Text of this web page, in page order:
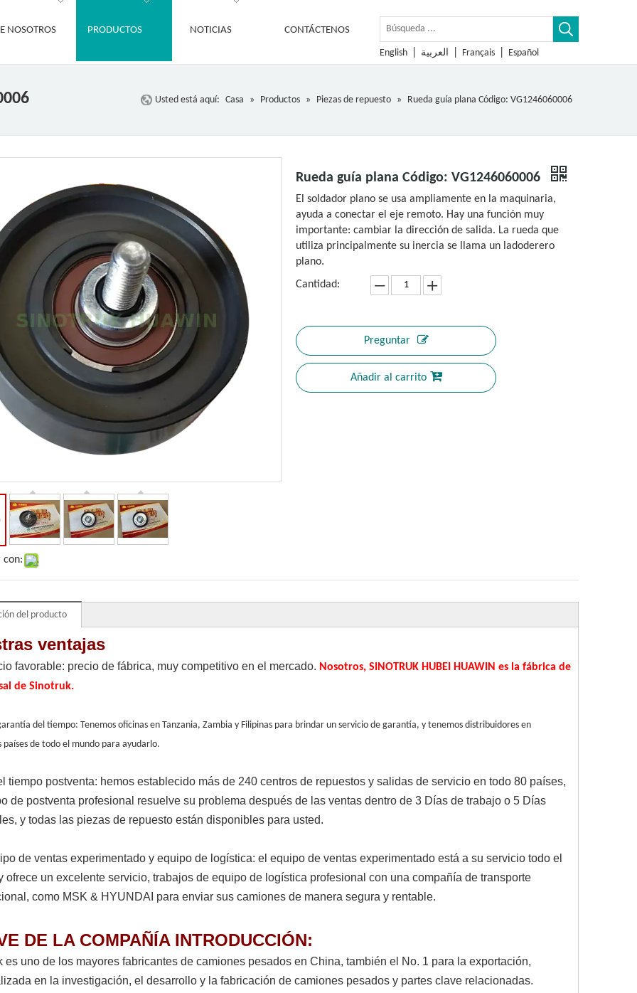
NOSOTROS PRODUCTOS NOTICIAS CONTÁCTENOS
English العربية Français Español
Usted está aquí: Casa » Productos » Piezas de repuesto » Rueda guía plana Código: VG1246060006
con:
Rueda guía plana Código: VG1246060006
El soldador plano se usa ampliamente en la maquinaria,
ayuda a conectar el eje remoto. Hay una función muy
importante: cambiar la dirección de salida. La rueda que
utiliza principalmente su inercia se llama un ladoderero
plano.
Cantidad:
Preguntar
Añadir al carrito
del producto
ventajas
favorable: precio de fábrica, muy competitivo en el mercado. Nosotros, SINOTRUK HUBEI HUAWIN es la fábrica de
de Sinotruk.
del tiempo: Tenemos oficinas en Tanzania, Zambia y Filipinas para brindar un servicio de garantía, y tenemos distribuidores en
países de todo el mundo para ayudarlo.
tiempo postventa: hemos establecido más de 240 centros de repuestos y salidas de servicio en todo 80 países,
de postventa profesional resuelve su problema después de las ventas dentro de 3 Días de trabajo o 5 Días
y todas las piezas de repuesto están disponibles para usted.
de ventas experimentado y equipo de logística: el equipo de ventas experimentado está a su servicio todo el
ofrece un excelente servicio, trabajos de equipo de logística profesional con una compañía de transporte
como MSK & HYUNDAI para enviar sus camiones de manera segura y rentable.
DE LA COMPAÑÍA INTRODUCCIÓN:
es uno de los mayores fabricantes de camiones pesados ​​en China, también el No. 1 para la exportación,
en la investigación, el desarrollo y la fabricación de camiones pesados ​​y partes clave relacionadas.